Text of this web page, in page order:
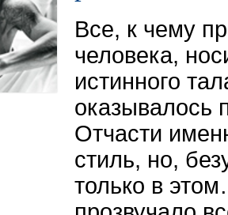
Все, к чему
человека,
истинного
оказывалось
Отчасти
стиль, но,
только в